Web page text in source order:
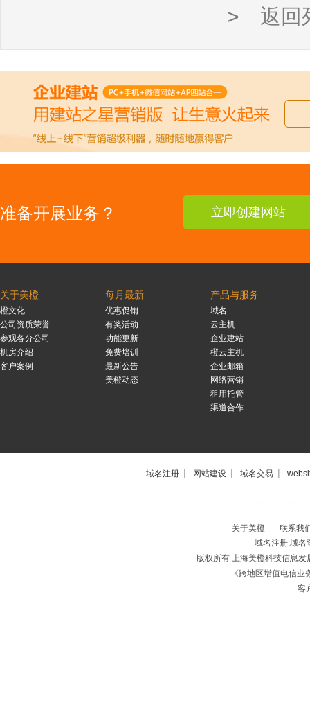
> 返回
准备开展业务？ 立即创建网站
关于美橙
橙文化
公司资质荣誉
参观各分公司
机房介绍
客户案例
每月最新
优惠促销
有奖活动
功能更新
免费培训
最新公告
美橙动态
产品与服务
域名
云主机
企业建站
橙云主机
企业邮箱
网络营销
租用托管
渠道合作
域名注册 | 网站建设 | 域名交易 |
关于美橙 |
联系我
域名注册,域名
版权所有 上海美橙科技信息
《跨地区增值电信
客